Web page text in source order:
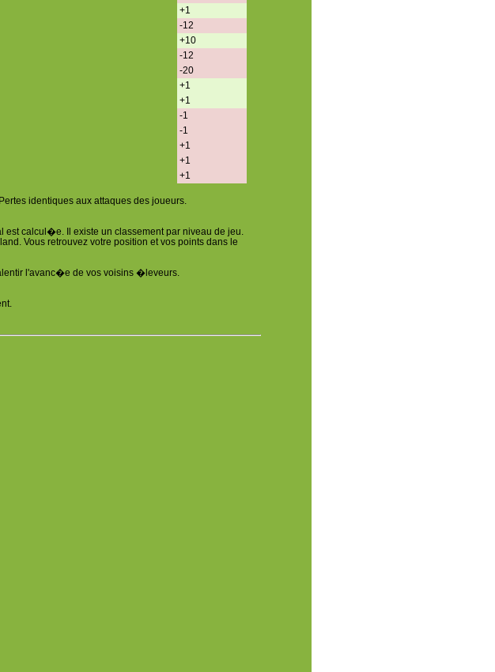
+1
-12
+10
-12
-20
+1
+1
-1
-1
+1
+1
+1
identiques aux attaques des joueurs.
calcul�e. Il existe un classement par niveau de jeu.
Vous retrouvez votre position et vos points dans le
l'avanc�e de vos voisins �leveurs.